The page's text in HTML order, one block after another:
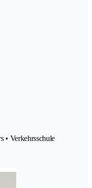
• Verkehrsschule